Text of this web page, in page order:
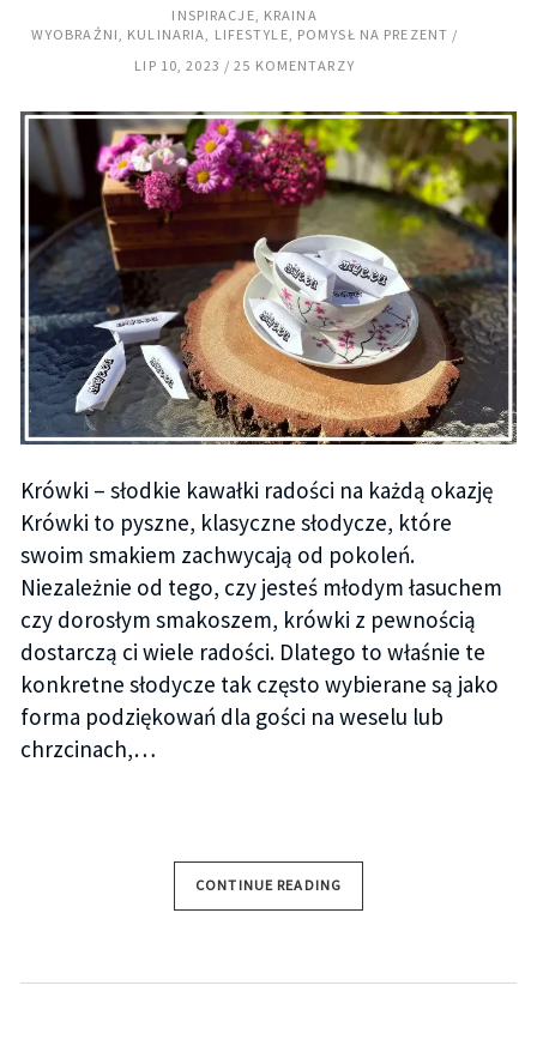
INSPIRACJE, KRAINA
WYOBRAŹNI, KULINARIA, LIFESTYLE, POMYSŁ NA PREZENT
LIP 10, 2023
25 KOMENTARZY
Krówki – słodkie kawałki radości na każdą okazję
Krówki to pyszne, klasyczne słodycze, które
swoim smakiem zachwycają od pokoleń.
Niezależnie od tego, czy jesteś młodym łasuchem
czy dorosłym smakoszem, krówki z pewnością
dostarczą ci wiele radości. Dlatego to właśnie te
konkretne słodycze tak często wybierane są jako
forma podziękowań dla gości na weselu lub
chrzcinach,…
CONTINUE READING